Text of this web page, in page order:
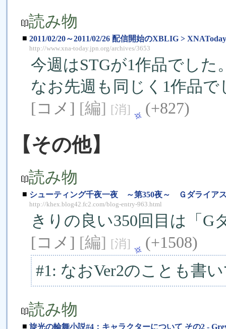
読み物
■ 2011/02/20～2011/02/26 配信開始のXBLIG > XNAToday
http://www.xna-today.jpn.org/archives/3653
今週はSTGが1作品でした
なお先週も同じく1作品
[コメ] [編] [消] (+827)
【その他】
読み物
■ シューティング千夜一夜 ～第350夜～ Ｇダライア
http://khex.blog42.fc2.com/blog-entry-963.html
きりの良い350回目は「G
[コメ] [編] [消]
(+1508)
#1: なおVer2のことも書
読み物
■ 旋光の輪舞小説#4：キャラクターについて その2 -